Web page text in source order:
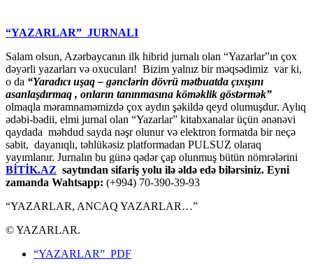
“YAZARLAR” JURNALI
Salam olsun, Azərbaycanın ilk hibrid jurnalı olan “Yazarlar”ın çox
dəyərli yazarları və oxucuları! Bizim yalnız bir məqsədimiz var ki,
o da “Yaradıcı uşaq – gәnclәrin dövrü mәtbuatda çıxışını
asanlaşdırmaq , onların tanınmasına kömәklik göstәrmәk”
olmaqla məramnaməmizdə çox aydın şəkildə qeyd olumuşdur. Aylıq
ədəbi-bədii, elmi jurnal olan “Yazarlar” kitabxanalar üçün ənənəvi
qaydada məhdud sayda nəşr olunur və elektron formatda bir neçə
sabit, dayanıqlı, təhlükəsiz platformadan PULSUZ olaraq
yayımlanır. Jurnalın bu günə qədər çap olunmuş bütün nömrələrini
BİTİK.AZ saytından sifariş yolu ilə əldə edə bilərsiniz. Eyni
zamanda Wahtsapp: (+994) 70-390-39-93
“YAZARLAR, ANCAQ YAZARLAR…”
© YAZARLAR.
“YAZARLAR” PDF